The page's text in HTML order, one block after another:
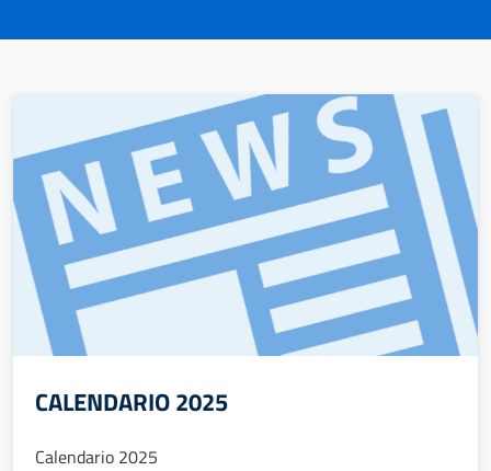
CALENDARIO 2025
Calendario 2025